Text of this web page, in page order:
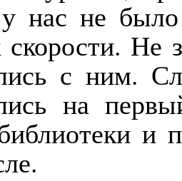
у нас не
скорости.
с ним.
на
и